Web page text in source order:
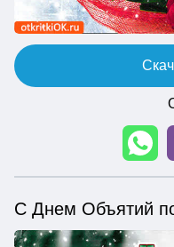
С Днем Объятий